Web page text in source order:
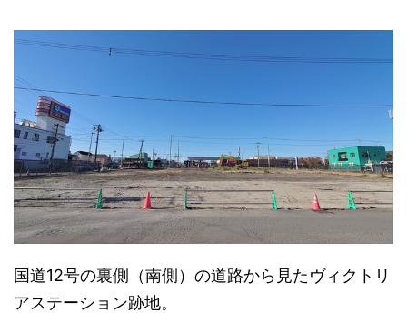
国道12号の裏側（南側）の道路から見たヴィクトリ
アステーション跡地。